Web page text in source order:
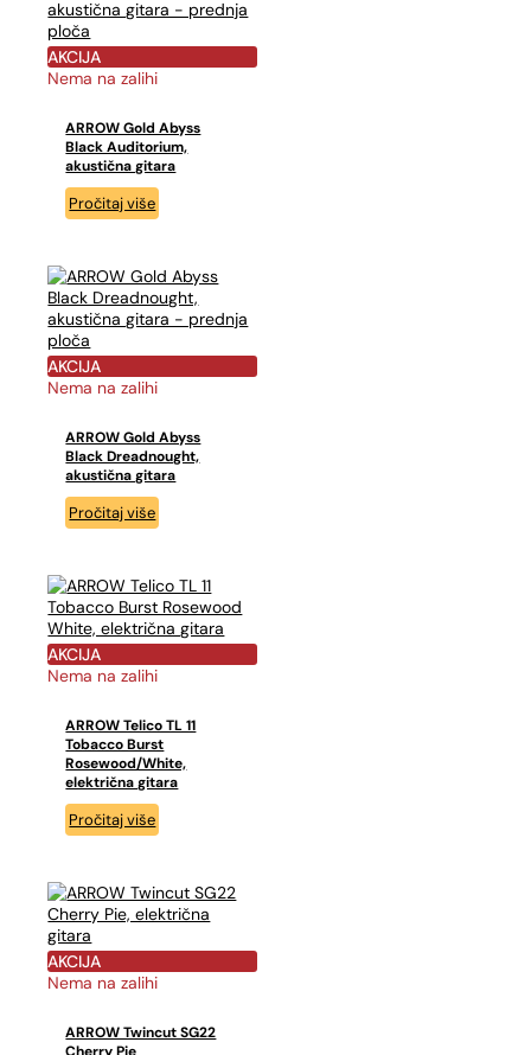
AKCIJA
Nema na zalihi
ARROW Gold Abyss
Black Auditorium,
akustična gitara
Pročitaj više
AKCIJA
Nema na zalihi
ARROW Gold Abyss
Black Dreadnought,
akustična gitara
Pročitaj više
AKCIJA
Nema na zalihi
ARROW Telico TL 11
Tobacco Burst
Rosewood/White,
električna gitara
Pročitaj više
AKCIJA
Nema na zalihi
ARROW Twincut SG22